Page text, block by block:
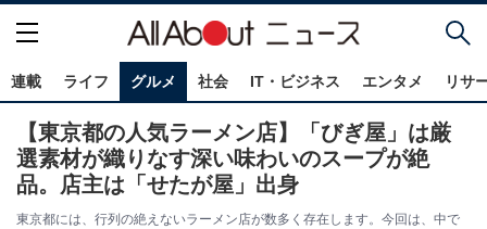
連載 ライフ グルメ 社会 IT・ビジネス エンタメ リサ
【東京都の人気ラーメン店】「びぎ屋」は厳
選素材が織りなす深い味わいのスープが絶
品。店主は「せたが屋」出身
東京都には、行列の絶えないラーメン店が数多く存在します。今回は、中で